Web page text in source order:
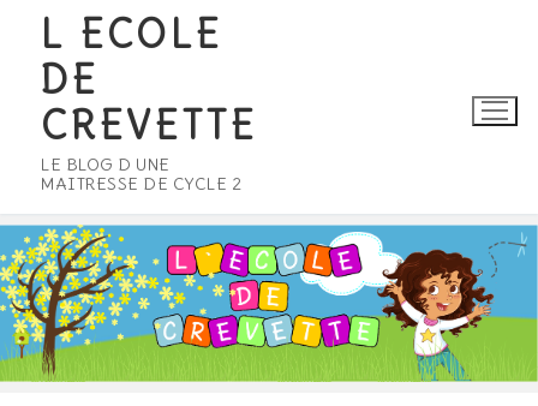
contenu
L ECOLE
DE
CREVETTE
LE BLOG D UNE
MAITRESSE DE CYCLE 2